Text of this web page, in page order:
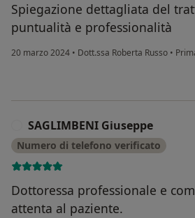
Spiegazione dettagliata del
puntualità e professionalità
20 marzo 2024 • Dott.ssa Roberta Russo •
SAGLIMBENI Giuseppe
Numero di telefono verificato
Dottoressa professionale e
attenta al paziente.